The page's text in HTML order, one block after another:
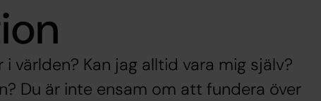
världen? Kan jag alltid vara mig själv?
Du är inte ensam om att fundera över